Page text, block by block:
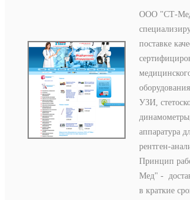
ООО "СТ-
поставке
УЗИ,
аппаратура
рентген-
Принцип
Мед" -
в краткие